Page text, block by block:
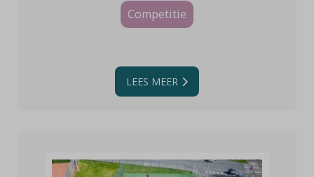
Competitie
LEES MEER